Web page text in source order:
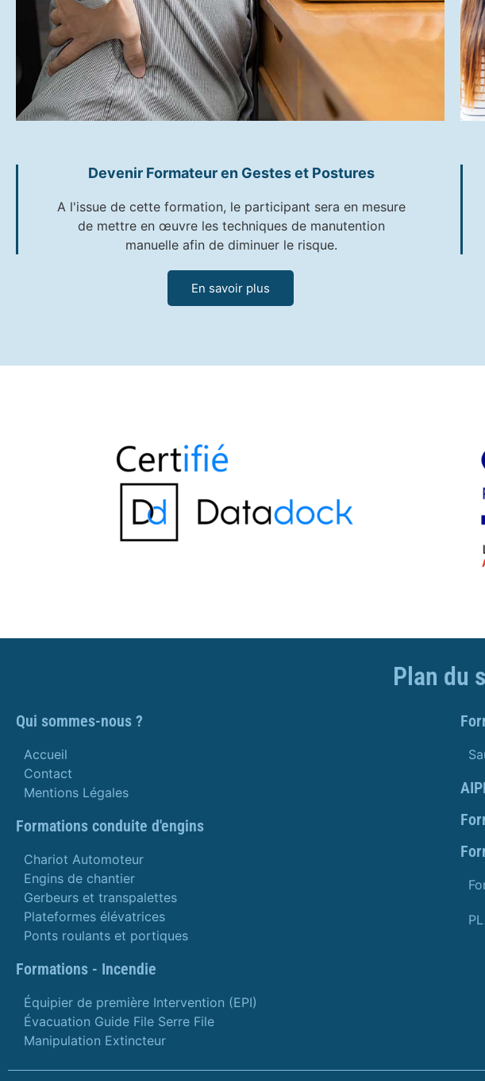
Devenir Formateur en Gestes et Postures
A l'issue de cette formation, le participant sera en mesure
de mettre en œuvre les techniques de manutention
manuelle afin de diminuer le risque.
En savoir plus
Plan du
Qui sommes-nous ?
Accueil
Contact
Mentions Légales
Formations conduite d'engins
Chariot Automoteur
Engins de chantier
Gerbeurs et transpalettes
Plateformes élévatrices
Ponts roulants et portiques
Formations - Incendie
Équipier de première Intervention (EPI)
Évacuation Guide File Serre File
Manipulation Extincteur